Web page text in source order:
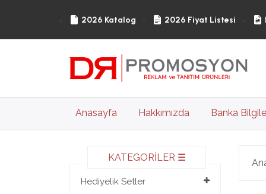
2026 Katalog 2026 Fiyat Listesi
Anasayfa (current)Hakkımızda Banka
KATEGORİLER ☰
Hediyelik Setler